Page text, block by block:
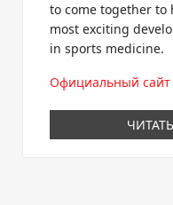
to come together to
most exciting
in sports medicine.
Официальный сайт